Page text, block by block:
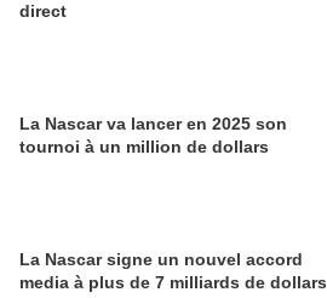
direct
La Nascar va lancer en 2025 son
tournoi à un million de dollars
La Nascar signe un nouvel accord
media à plus de 7 milliards de dollars